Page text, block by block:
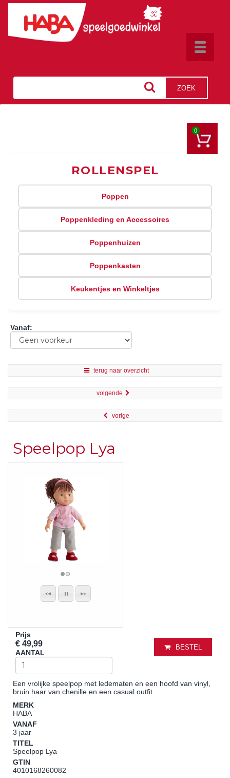
Toggle
ZOEK
0
ROLLENSPEL
Poppen
Poppenkleding en Accessoires
Poppenhuizen
Poppenkasten
Keukentjes en Winkeltjes
Vanaf:
terug naar overzicht
volgende
vorige
Speelpop Lya
Prijs
€ 49,99
AANTAL
BESTEL
Een vrolijke speelpop met ledematen en een hoofd van vinyl,
bruin haar van chenille en een casual outfit
MERK
HABA
VANAF
3 jaar
TITEL
Speelpop Lya
GTIN
4010168260082